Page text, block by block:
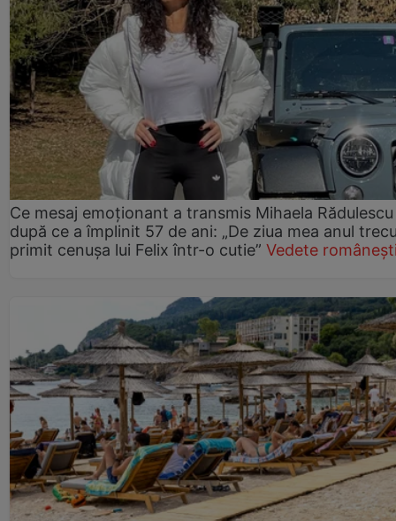
Ce mesaj emoționant a transmis Mihaela Rădulescu
după ce a împlinit 57 de ani: „De ziua mea anul
primit cenușa lui Felix într-o cutie” Vedete